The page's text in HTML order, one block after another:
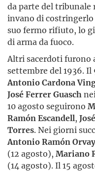
da parte del
invano di
suo fermo rifiuto, lo
di arma da fuoco.
Altri sacerdoti furono
settembre del 1936.
Antonio Cardona
José Ferrer Guasch
10 agosto seguirono
Ramón Escandell,
Torres. Nei giorni
Antonio Ramón Orvay
(12 agosto), Mariano
(14 agosto). Il 15